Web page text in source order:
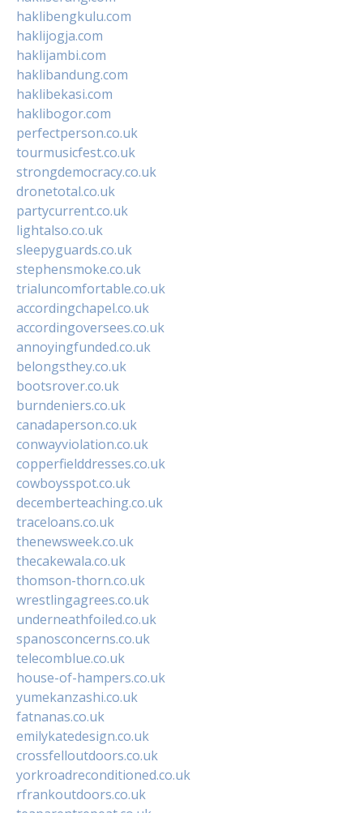
haklibengkulu.com
haklijogja.com
haklijambi.com
haklibandung.com
haklibekasi.com
haklibogor.com
perfectperson.co.uk
tourmusicfest.co.uk
strongdemocracy.co.uk
dronetotal.co.uk
partycurrent.co.uk
lightalso.co.uk
sleepyguards.co.uk
stephensmoke.co.uk
trialuncomfortable.co.uk
accordingchapel.co.uk
accordingoversees.co.uk
annoyingfunded.co.uk
belongsthey.co.uk
bootsrover.co.uk
burndeniers.co.uk
canadaperson.co.uk
conwayviolation.co.uk
copperfielddresses.co.uk
cowboysspot.co.uk
decemberteaching.co.uk
traceloans.co.uk
thenewsweek.co.uk
thecakewala.co.uk
thomson-thorn.co.uk
wrestlingagrees.co.uk
underneathfoiled.co.uk
spanosconcerns.co.uk
telecomblue.co.uk
house-of-hampers.co.uk
yumekanzashi.co.uk
fatnanas.co.uk
emilykatedesign.co.uk
crossfelloutdoors.co.uk
yorkroadreconditioned.co.uk
rfrankoutdoors.co.uk